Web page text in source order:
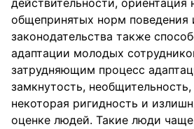
действительности, ориентация
общепринятых норм поведения
законодательства также
адаптации молодых
затрудняющим процесс
замкнутость, необщительность,
некоторая ригидность и
оценке людей. Такие люди чаще